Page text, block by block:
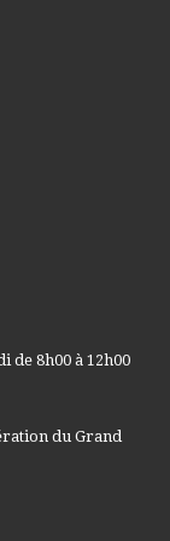
8h00 à 12h00
du Grand